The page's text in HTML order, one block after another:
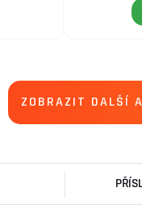
ZOBRAZIT DALŠÍ